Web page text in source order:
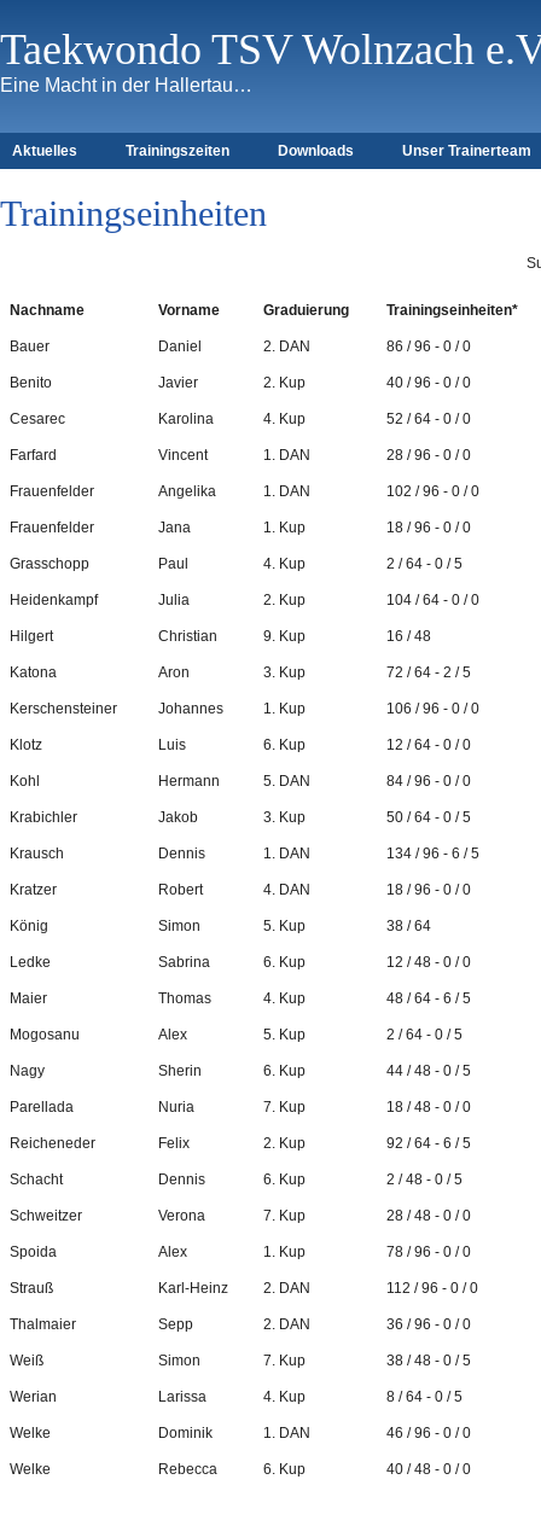
Taekwondo TSV Wolnzach
Eine Macht in der Hallertau…
Aktuelles Trainingszeiten Downloads Unser Trainerteam
Trainingseinheiten
Nachname Vorname Graduierung Trainingseinheiten*
Bauer Daniel 2. DAN 86 / 96 - 0 / 0
Benito Javier 2. Kup 40 / 96 - 0 / 0
Cesarec Karolina 4. Kup 52 / 64 - 0 / 0
Farfard Vincent 1. DAN 28 / 96 - 0 / 0
Frauenfelder Angelika 1. DAN 102 / 96 - 0 / 0
Frauenfelder Jana 1. Kup 18 / 96 - 0 / 0
Grasschopp Paul 4. Kup 2 / 64 - 0 / 5
Heidenkampf Julia 2. Kup 104 / 64 - 0 / 0
Hilgert Christian 9. Kup 16 / 48
Katona Aron 3. Kup 72 / 64 - 2 / 5
Kerschensteiner Johannes 1. Kup 106 / 96 - 0 / 0
Klotz Luis 6. Kup 12 / 64 - 0 / 0
Kohl Hermann 5. DAN 84 / 96 - 0 / 0
Krabichler Jakob 3. Kup 50 / 64 - 0 / 5
Krausch Dennis 1. DAN 134 / 96 - 6 / 5
Kratzer Robert 4. DAN 18 / 96 - 0 / 0
König Simon 5. Kup 38 / 64
Ledke Sabrina 6. Kup 12 / 48 - 0 / 0
Maier Thomas 4. Kup 48 / 64 - 6 / 5
Mogosanu Alex 5. Kup 2 / 64 - 0 / 5
Nagy Sherin 6. Kup 44 / 48 - 0 / 5
Parellada Nuria 7. Kup 18 / 48 - 0 / 0
Reicheneder Felix 2. Kup 92 / 64 - 6 / 5
Schacht Dennis 6. Kup 2 / 48 - 0 / 5
Schweitzer Verona 7. Kup 28 / 48 - 0 / 0
Spoida Alex 1. Kup 78 / 96 - 0 / 0
Strauß Karl-Heinz 2. DAN 112 / 96 - 0 / 0
Thalmaier Sepp 2. DAN 36 / 96 - 0 / 0
Weiß Simon 7. Kup 38 / 48 - 0 / 5
Werian Larissa 4. Kup 8 / 64 - 0 / 5
Welke Dominik 1. DAN 46 / 96 - 0 / 0
Welke Rebecca 6. Kup 40 / 48 - 0 / 0